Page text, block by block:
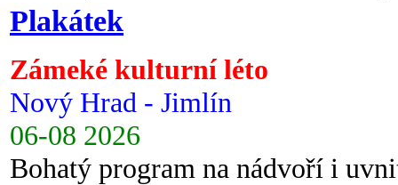
Plakátek
Zámeké kulturní léto
Nový Hrad - Jimlín
06-08 2026
Bohatý program na nádvoří i